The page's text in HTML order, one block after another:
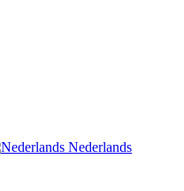
Nederlands